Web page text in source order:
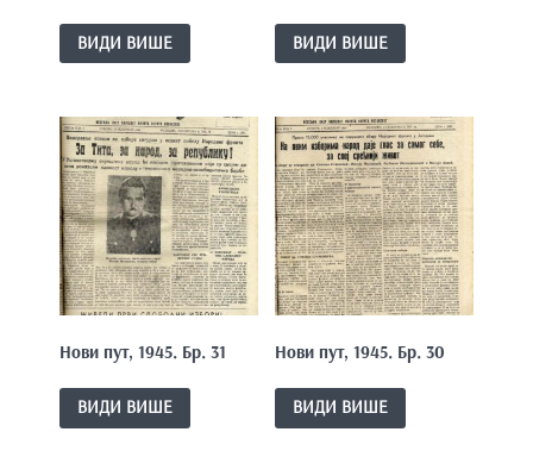
ВИДИ ВИШЕ ВИДИ ВИШЕ
Нови пут, 1945. Бр. 31
ВИДИ ВИШЕ
Нови пут, 1945. Бр. 30
ВИДИ ВИШЕ